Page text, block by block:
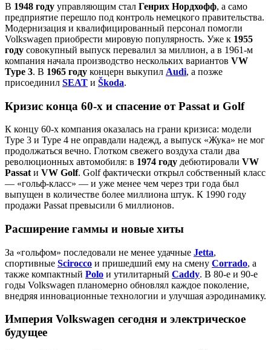
В 1948 году управляющим стал Генрих Нордхофф, а само
предприятие перешло под контроль немецкого правительства.
Модернизация и квалифицированный персонал помогли
Volkswagen приобрести мировую популярность. Уже к 1955
году совокупный выпуск перевалил за миллион, а в 1961‑м
компания начала производство нескольких вариантов VW
Type 3. В 1965 году концерн выкупил Audi, а позже
присоединил SEAT и Škoda.
Кризис конца 60‑х и спасение от Passat и Golf
К концу 60‑х компания оказалась на грани кризиса: модели
Type 3 и Type 4 не оправдали надежд, а выпуск «Жука» не мог
продолжаться вечно. Глотком свежего воздуха стали два
революционных автомобиля: в 1974 году дебютировали VW
Passat и VW Golf. Golf фактически открыл собственный класс
— «гольф‑класс» — и уже менее чем через три года был
выпущен в количестве более миллиона штук. К 1990 году
продажи Passat превысили 6 миллионов.
Расширение гаммы и новые хиты
За «гольфом» последовали не менее удачные Jetta,
спортивные Scirocco и пришедший ему на смену Corrado, а
также компактный Polo и утилитарный Caddy. В 80‑е и 90‑е
годы Volkswagen планомерно обновлял каждое поколение,
внедряя инновационные технологии и улучшая аэродинамику.
Империя Volkswagen сегодня и электрическое
будущее